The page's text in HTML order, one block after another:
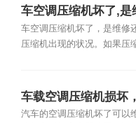
车空调压缩机坏了,是
车空调压缩机坏了，是维修
压缩机出现的状况。如果压
车载空调压缩机损坏
新的压缩机？
汽车的空调压缩机坏了可以